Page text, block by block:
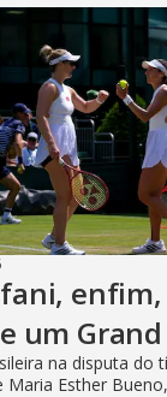
um Grand
na disputa do
Maria Esther